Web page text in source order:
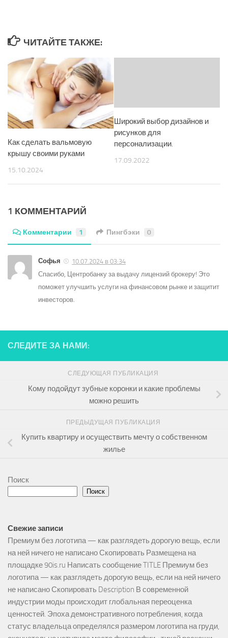
ЧИТАЙТЕ ТАКЖЕ:
Как сделать вальмовую
крышу своими руками
15.10.2024
Широкий выбор дизайнов и
рисунков для
персонализации.
17.09.2022
1 КОММЕНТАРИЙ
Комментарии 1 Пингбэки 0
Софья
10.07.2024 в 03:34
Спасибо, Центробанку за выдачу лицензий брокеру! Это
поможет улучшить услуги на финансовом рынке и защитит
инвесторов.
СЛЕДИТЕ ЗА НАМИ:
СЛЕДУЮЩАЯ ПУБЛИКАЦИЯ
Кому подойдут зубные коронки и какие проблемы
можно решить
ПРЕДЫДУЩАЯ ПУБЛИКАЦИЯ
Купить квартиру и осуществить мечту о собственном
жилье
Поиск
Поиск
Свежие записи
Премиум без логотипа — как разглядеть дорогую вещь, если
на ней ничего не написано Скопировать Размещена на
площадке 90is.ru Написать сообщение TITLE Премиум без
логотипа — как разглядеть дорогую вещь, если на ней ничего
не написано Скопировать Description В современной
индустрии моды происходит глобальная переоценка
ценностей. Эпоха демонстративного потребления, когда
статус владельца определялся размером логотипа на груди,